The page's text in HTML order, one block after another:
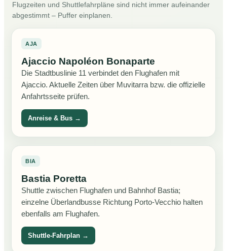
Flugzeiten und Shuttlefahrpläne sind nicht immer aufeinander
abgestimmt – Puffer einplanen.
AJA
Ajaccio Napoléon Bonaparte
Die Stadtbuslinie 11 verbindet den Flughafen mit
Ajaccio. Aktuelle Zeiten über Muvitarra bzw. die offizielle
Anfahrtsseite prüfen.
Anreise & Bus →
BIA
Bastia Poretta
Shuttle zwischen Flughafen und Bahnhof Bastia;
einzelne Überlandbusse Richtung Porto-Vecchio halten
ebenfalls am Flughafen.
Shuttle-Fahrplan →